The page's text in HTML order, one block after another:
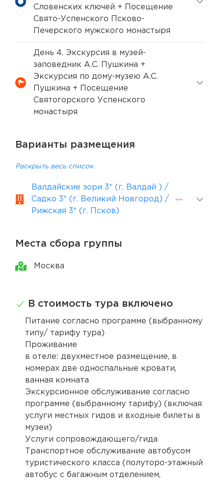
Словенских ключей + Посещение
Свято-Успенского Псково-
Печерского мужского монастыря
День 4. Экскурсия в музей-
заповедник А.С. Пушкина +
Экскурсия по дому-музею А.С.
Пушкина + Посещение
Святогорского Успенского
монастыря
Варианты размещения
Раскрыть весь список
Валдайские зори 3* (г. Валдай ) /
Садко 3* (г. Великий Новгород) /
Рижская 3* (г. Псков)
Места сбора группы
Москва
В стоимость тура включено
Питание согласно программе (выбранному
типу/ тарифу тура)
Проживание
в отеле: двухместное размещение, в
номерах две односпальные кровати,
ванная комната
Экскурсионное обслуживание согласно
программе (выбранному тарифу) (включая
услуги местных гидов и входные билеты в
музеи)
Услуги сопровождающего/гида
Транспортное обслуживание автобусом
туристического класса (полуторо-этажный
автобус с багажным отделением,